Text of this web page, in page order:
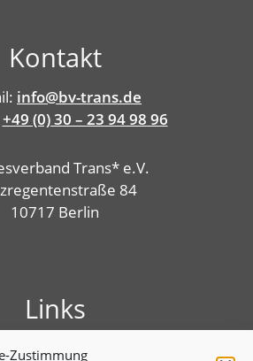
Zustimmung
Kontakt
info@bv-trans.de
+49 (0) 30 – 23 94 98 96
Trans* e.V.
84
10717 Berlin
Links
Presse